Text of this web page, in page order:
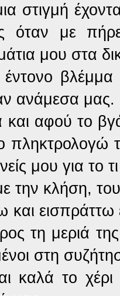
στιγμή
όταν με
μου στα
βλέμμα
ανάμεσα μας.
και αφού το
πληκτρολογώ
μου για το τι
την κλήση,
και
τη μεριά της
στη
καλά το